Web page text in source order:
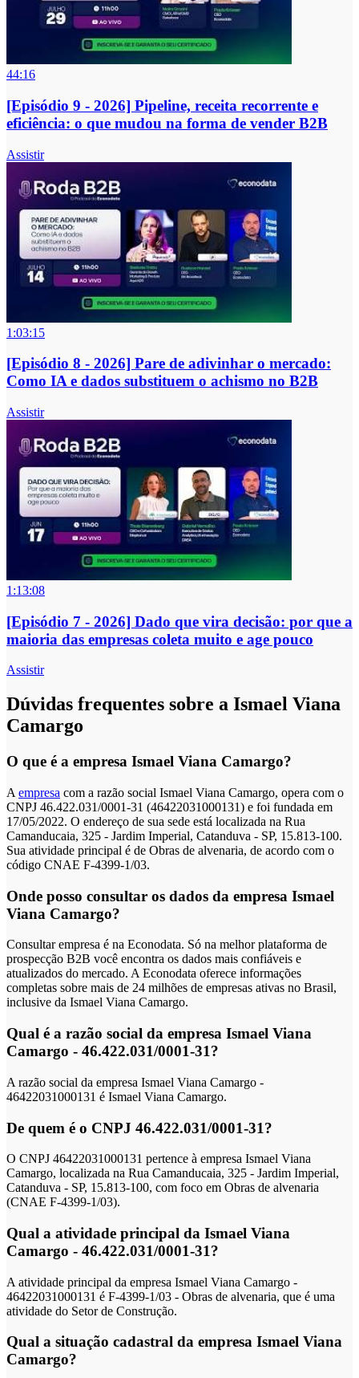
44:16
[Episódio 9 - 2026] Pipeline, receita recorrente e
eficiência: o que mudou na forma de vender B2B
Assistir
1:03:15
[Episódio 8 - 2026] Pare de adivinhar o mercado:
Como IA e dados substituem o achismo no B2B
Assistir
1:13:08
[Episódio 7 - 2026] Dado que vira decisão: por que a
maioria das empresas coleta muito e age pouco
Assistir
Dúvidas frequentes sobre a Ismael Viana
Camargo
O que é a empresa Ismael Viana Camargo?
A empresa com a razão social Ismael Viana Camargo, opera com o
CNPJ 46.422.031/0001-31 (46422031000131) e foi fundada em
17/05/2022. O endereço de sua sede está localizada na Rua
Camanducaia, 325 - Jardim Imperial, Catanduva - SP, 15.813-100.
Sua atividade principal é de Obras de alvenaria, de acordo com o
código CNAE F-4399-1/03.
Onde posso consultar os dados da empresa Ismael
Viana Camargo?
Consultar empresa é na Econodata. Só na melhor plataforma de
prospecção B2B você encontra os dados mais confiáveis e
atualizados do mercado. A Econodata oferece informações
completas sobre mais de 24 milhões de empresas ativas no Brasil,
inclusive da Ismael Viana Camargo.
Qual é a razão social da empresa Ismael Viana
Camargo - 46.422.031/0001-31?
A razão social da empresa Ismael Viana Camargo -
46422031000131 é Ismael Viana Camargo.
De quem é o CNPJ 46.422.031/0001-31?
O CNPJ 46422031000131 pertence à empresa Ismael Viana
Camargo, localizada na Rua Camanducaia, 325 - Jardim Imperial,
Catanduva - SP, 15.813-100, com foco em Obras de alvenaria
(CNAE F-4399-1/03).
Qual a atividade principal da Ismael Viana
Camargo - 46.422.031/0001-31?
A atividade principal da empresa Ismael Viana Camargo -
46422031000131 é F-4399-1/03 - Obras de alvenaria, que é uma
atividade do Setor de Construção.
Qual a situação cadastral da empresa Ismael Viana
Camargo?